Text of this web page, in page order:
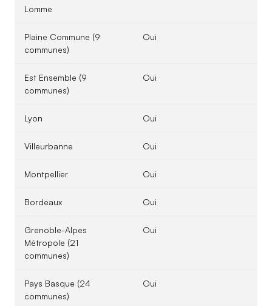
Lomme
Plaine Commune (9
communes)
Oui
Est Ensemble (9
communes)
Oui
Lyon Oui
Villeurbanne Oui
Montpellier Oui
Bordeaux Oui
Grenoble-Alpes
Métropole (21
communes)
Oui
Pays Basque (24
communes)
Oui